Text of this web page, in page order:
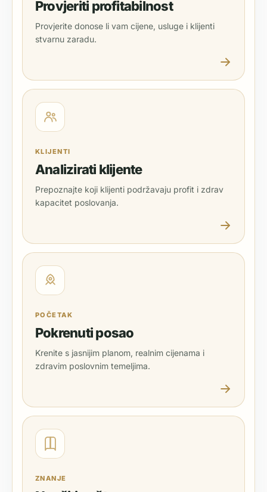
Provjeriti profitabilnost
Provjerite donose li vam cijene, usluge i klijenti
stvarnu zaradu.
KLIJENTI
Analizirati klijente
Prepoznajte koji klijenti podržavaju profit i zdrav
kapacitet poslovanja.
POČETAK
Pokrenuti posao
Krenite s jasnijim planom, realnim cijenama i
zdravim poslovnim temeljima.
ZNANJE